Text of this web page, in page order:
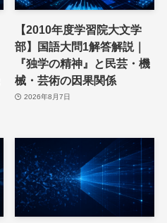
【2010年度学習院大文学
部】国語大問1解答解説｜
『独学の精神』と民芸・機
械・芸術の因果関係
2026年8月7日